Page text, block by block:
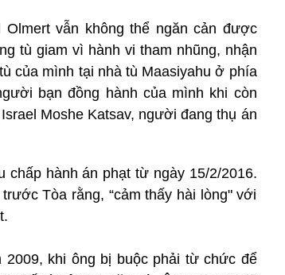
vẫn không thể ngăn cản được
tù giam vì hành vi tham nhũng, nhận
của mình tại nhà tù Maasiyahu ở phía
bạn đồng hành của mình khi còn
Moshe Katsav, người đang thụ án
chấp hành án phạt từ ngày 15/2/2016.
Tòa rằng, “cảm thấy hài lòng" với
khi ông bị buộc phải từ chức để